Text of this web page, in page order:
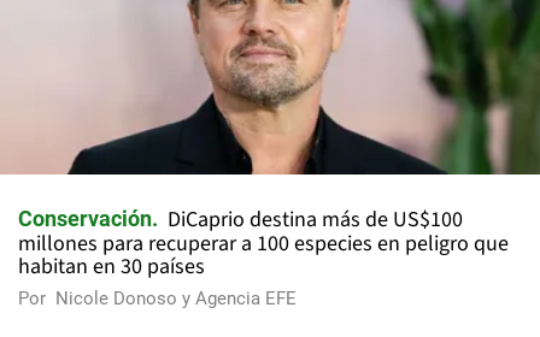
Conservación
DiCaprio destina más de US$100
millones para recuperar a 100 especies en peligro que
habitan en 30 países
Por Nicole Donoso y Agencia EFE